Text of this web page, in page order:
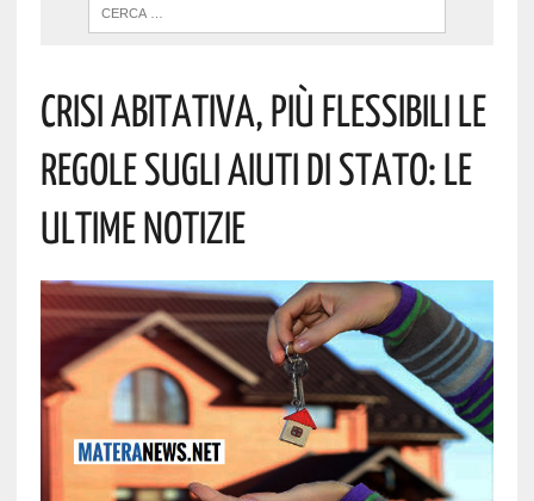
Crisi Abitativa, Più Flessibili Le
Regole Sugli Aiuti Di Stato: Le
Ultime Notizie